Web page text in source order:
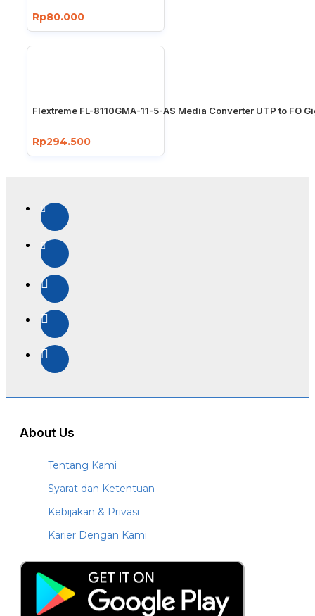
Rp80.000
Flextreme FL-8110GMA-11-5-AS Media Converter UTP to FO
Rp294.500
About Us
Tentang Kami
Syarat dan Ketentuan
Kebijakan & Privasi
Karier Dengan Kami